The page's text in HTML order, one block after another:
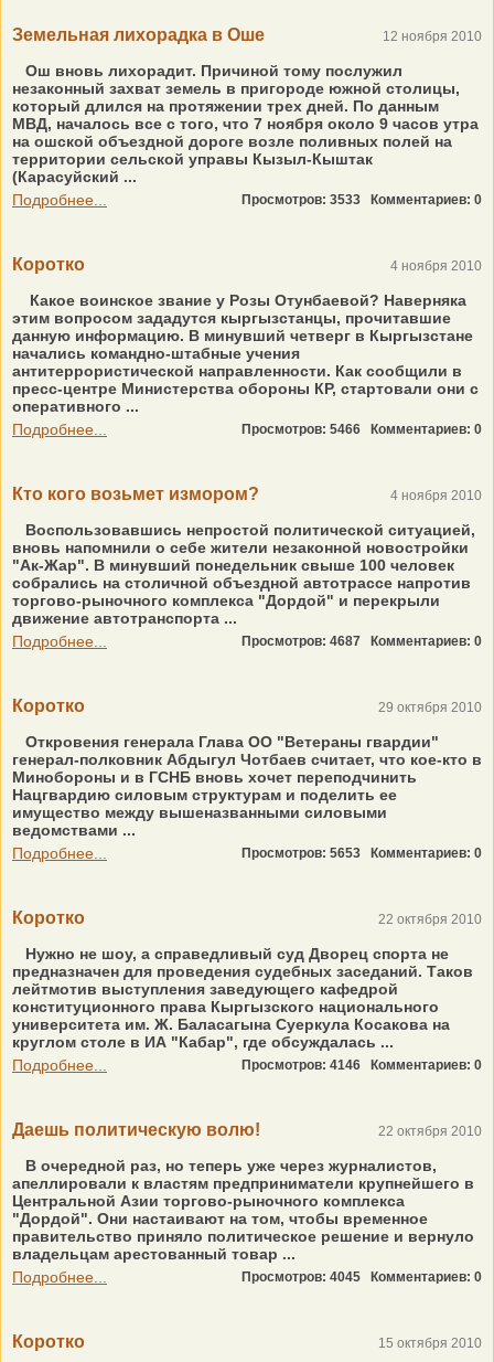
Земельная лихорадка в Оше 12 ноября 2010
Ош вновь лихорадит. Причиной тому послужил
незаконный захват земель в пригороде южной столицы,
который длился на протяжении трех дней. По данным
МВД, началось все с того, что 7 ноября около 9 часов утра
на ошской объездной дороге возле поливных полей на
территории сельской управы Кызыл-Кыштак
(Карасуйский ...
Подробнее...
Просмотров: 3533 Комментариев: 0
Коротко 4 ноября 2010
Какое воинское звание у Розы Отунбаевой? Наверняка
этим вопросом зададутся кыргызстанцы, прочитавшие
данную информацию. В минувший четверг в Кыргызстане
начались командно-штабные учения
антитеррористической направленности. Как сообщили в
пресс-центре Министерства обороны КР, стартовали они с
оперативного ...
Подробнее...
Просмотров: 5466 Комментариев: 0
Кто кого возьмет измором? 4 ноября 2010
Воспользовавшись непростой политической ситуацией,
вновь напомнили о себе жители незаконной новостройки
"Ак-Жар". В минувший понедельник свыше 100 человек
собрались на столичной объездной автотрассе напротив
торгово-рыночного комплекса "Дордой" и перекрыли
движение автотранспорта ...
Подробнее...
Просмотров: 4687 Комментариев: 0
Коротко 29 октября 2010
Откровения генерала Глава ОО "Ветераны гвардии"
генерал-полковник Абдыгул Чотбаев считает, что кое-кто в
Минобороны и в ГСНБ вновь хочет переподчинить
Нацгвардию силовым структурам и поделить ее
имущество между вышеназванными силовыми
ведомствами ...
Подробнее...
Просмотров: 5653 Комментариев: 0
Коротко 22 октября 2010
Нужно не шоу, а справедливый суд Дворец спорта не
предназначен для проведения судебных заседаний. Таков
лейтмотив выступления заведующего кафедрой
конституционного права Кыргызского национального
университета им. Ж. Баласагына Суеркула Косакова на
круглом столе в ИА "Кабар", где обсуждалась ...
Подробнее...
Просмотров: 4146 Комментариев: 0
Даешь политическую волю! 22 октября 2010
В очередной раз, но теперь уже через журналистов,
апеллировали к властям предприниматели крупнейшего в
Центральной Азии торгово-рыночного комплекса
"Дордой". Они настаивают на том, чтобы временное
правительство приняло политическое решение и вернуло
владельцам арестованный товар ...
Подробнее...
Просмотров: 4045 Комментариев: 0
Коротко 15 октября 2010